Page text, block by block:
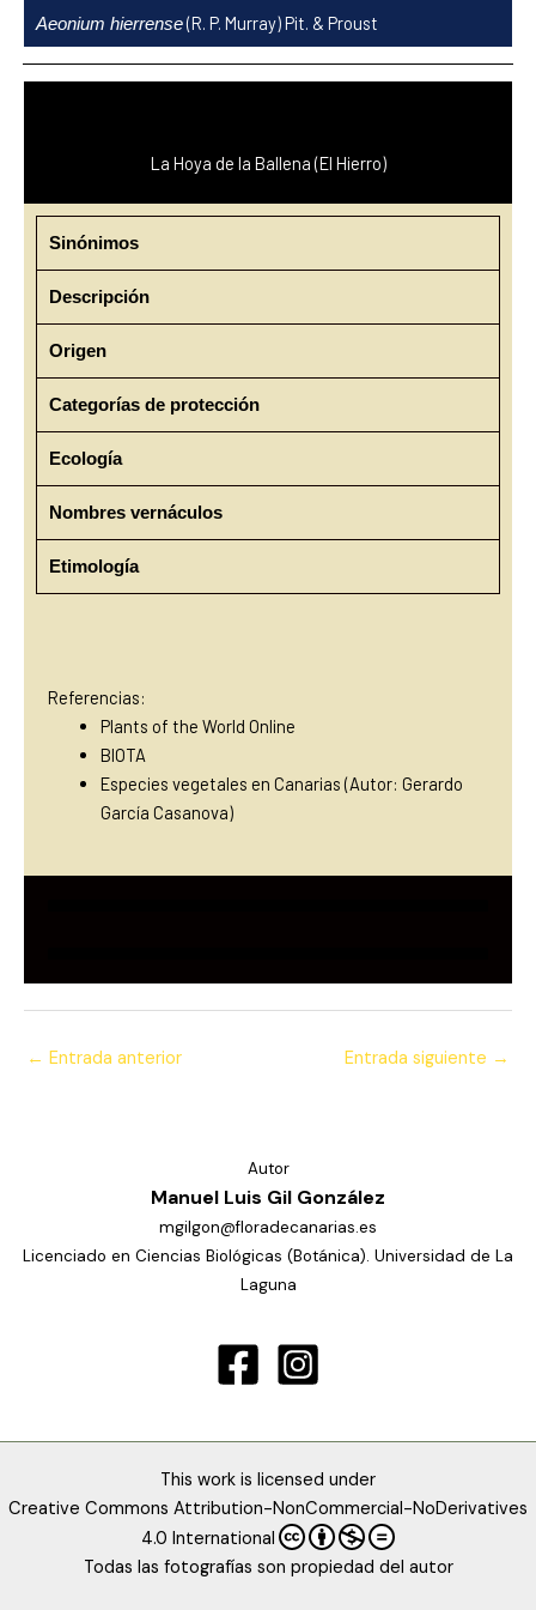
contenido
Aeonium hierrense(R. P. Murray) Pit. & Proust
La Hoya de la Ballena (El Hierro)
Sinónimos
Descripción
Origen
Categorías de protección
Ecología
Nombres vernáculos
Etimología
Referencias:
Plants of the World Online
BIOTA
Especies vegetales en Canarias (Autor: Gerardo
García Casanova)
← Entrada anterior Entrada siguiente →
Autor
Manuel Luis Gil González
mgilgon@floradecanarias.es
Licenciado en Ciencias Biológicas (Botánica). Universidad de La
Laguna
This work is licensed under
Creative Commons Attribution-NonCommercial-NoDerivatives
4.0 International
Todas las fotografías son propiedad del autor